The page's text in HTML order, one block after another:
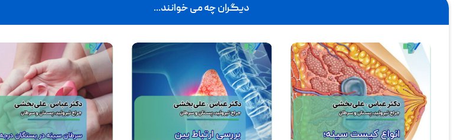
دیگران چه می خوانند...